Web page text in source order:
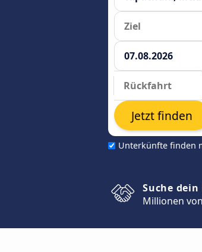
Unterkünfte finden
Jetzt finden
Suche dein
Millionen